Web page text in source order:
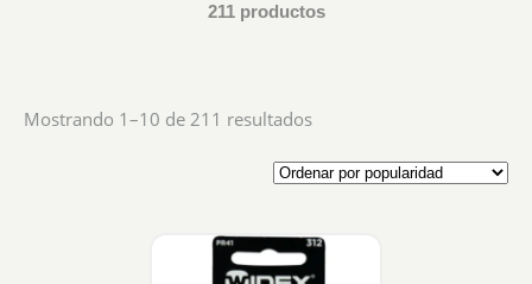
211 productos
Mostrando 1–10 de 211 resultadosSorted
popularity